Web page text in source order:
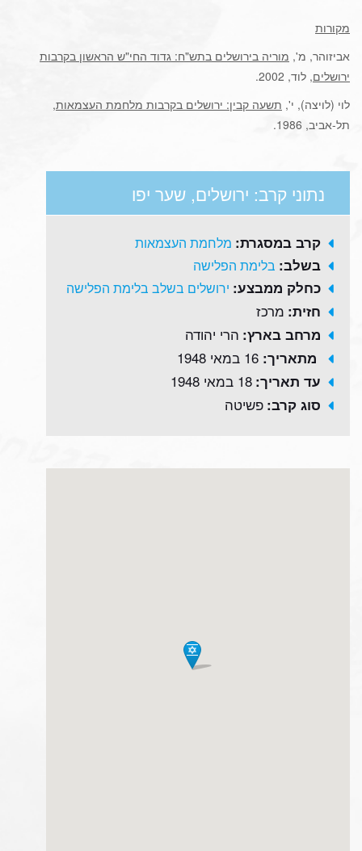
מקורות
אביזוהר, מ', מוריה בירושלים בתש"ח: גדוד החי"ש הראשון בקרבות
ירושלים, לוד, 2002.
לוי (לויצה), י', תשעה קבין: ירושלים בקרבות מלחמת העצמאות,
תל-אביב, 1986.
נתוני קרב: ירושלים, שער יפו
קרב במסגרת: מלחמת העצמאות
בשלב: בלימת הפלישה
כחלק ממבצע: ירושלים בשלב בלימת הפלישה
חזית: מרכז
מרחב בארץ: הרי יהודה
מתאריך: 16 במאי 1948
עד תאריך: 18 במאי 1948
סוג קרב: פשיטה